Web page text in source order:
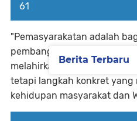
61
"Pemasyarakatan adalah
pembangunan hukum
melahirkan aksi, bukan
tetapi langkah konkret
kehidupan masyarakat dan
Berita Terbaru